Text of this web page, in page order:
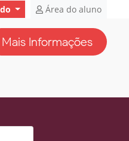
Área do aluno
Mais Informações